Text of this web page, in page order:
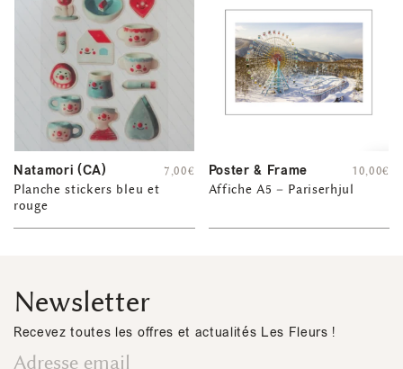
Natamori (CA)
Planche stickers bleu et
rouge
7,00€ Poster & Frame
Affiche A5 – Pariserhjul
10,00€
Newsletter
Recevez toutes les offres et actualités Les Fleurs !